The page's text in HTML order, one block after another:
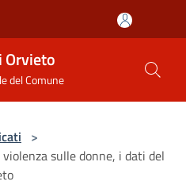
Orvieto
del Comune
>
sulle donne, i dati del